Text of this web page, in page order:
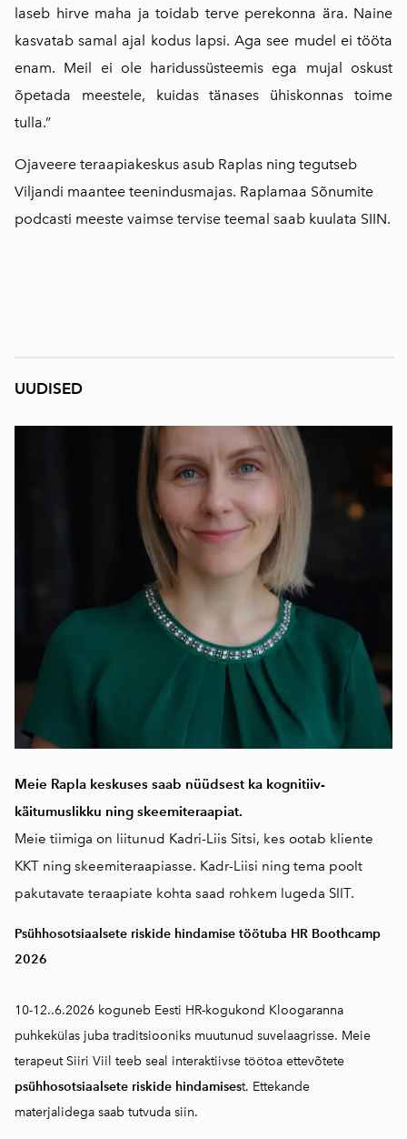
laseb hirve maha ja toidab terve perekonna ära. Naine
kasvatab samal ajal kodus lapsi. Aga see mudel ei tööta
enam. Meil ei ole haridussüsteemis ega mujal oskust
õpetada meestele, kuidas tänases ühiskonnas toime
tulla.”
Ojaveere teraapiakeskus asub Raplas ning tegutseb
Viljandi maantee teenindusmajas. Raplamaa Sõnumite
podcasti meeste vaimse tervise teemal saab kuulata SIIN.
UUDISED
Meie Rapla keskuses saab nüüdsest ka kognitiiv-
käitumuslikku ning skeemiteraapiat.
Meie tiimiga on liitunud Kadri-Liis Sitsi, kes ootab kliente
KKT ning skeemiteraapiasse. Kadr-Liisi ning tema poolt
pakutavate teraapiate kohta saad rohkem lugeda SIIT.
Psühhosotsiaalsete riskide hindamise töötuba HR Boothcamp
2026
10-12..6.2026 koguneb Eesti HR-kogukond Kloogaranna
puhkekülas juba traditsiooniks muutunud suvelaagrisse. Meie
terapeut Siiri Viil teeb seal interaktiivse töötoa ettevõtete
psühhosotsiaalsete riskide hindamisest. Ettekande
materjalidega saab tutvuda siin.